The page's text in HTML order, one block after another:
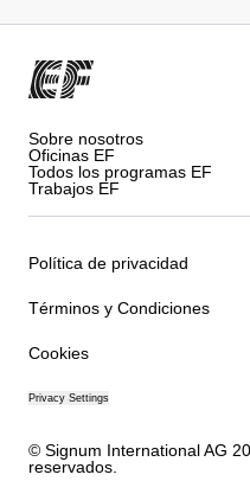
Sobre nosotros
Oficinas EF
Todos los programas EF
Trabajos EF
Política de privacidad
Términos y Condiciones
Cookies
Privacy Settings
© Signum International AG
reservados.